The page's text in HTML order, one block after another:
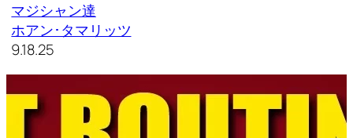
マジシャン達
ホアン･タマリッツ
9.18.25